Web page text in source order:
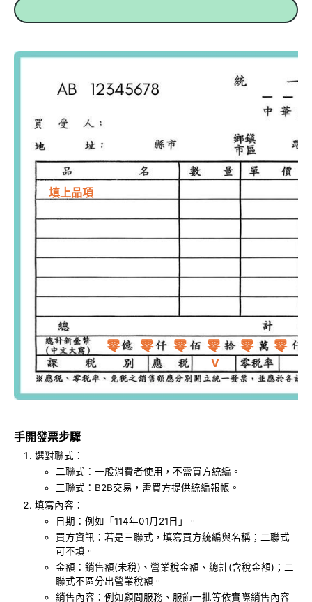
填上品項
V
零 零 零 零 零 零
手開發票步驟
選對聯式：
二聯式：一般消費者使用，不需買方統編。
三聯式：B2B交易，需買方提供統編報帳。
填寫內容：
日期：例如「114年01月21日」。
買方資訊：若是三聯式，填寫買方統編與名稱；二聯式
可不填。
金額：銷售額(未稅)、營業稅金額、總計(含稅金額)；二
聯式不區分出營業稅額。
銷售內容：例如顧問服務、服飾一批等依實際銷售內容